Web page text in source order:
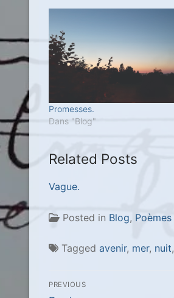
Promesses.
Dans "Blog"
Related Posts
Vague.
Posted in Blog, Poèmes
Tagged avenir, mer, nuit,
Navigation
PREVIOUS